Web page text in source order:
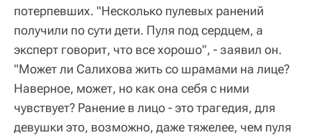
потерпевших. "Несколько пулевых ранений
получили по сути дети. Пуля под сердцем, а
эксперт говорит, что все хорошо", - заявил он.
"Может ли Салихова жить со шрамами на лице?
Наверное, может, но как она себя с ними
чувствует? Ранение в лицо - это трагедия, для
девушки это, возможно, даже тяжелее, чем пуля